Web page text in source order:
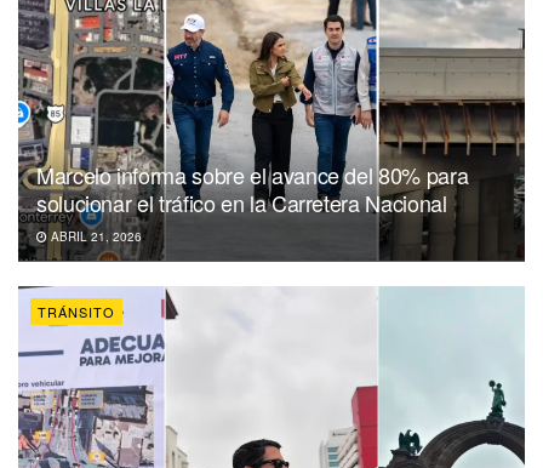
Marcelo informa sobre el avance del 80% para
solucionar el tráfico en la Carretera Nacional
ABRIL 21, 2026
TRÁNSITO